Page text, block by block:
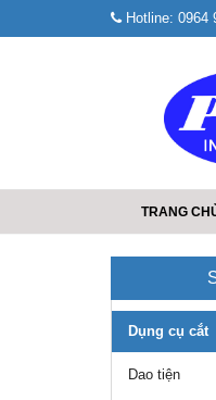
Hotline: 0964
TRANG
Dụng cụ cắt
Dao tiện